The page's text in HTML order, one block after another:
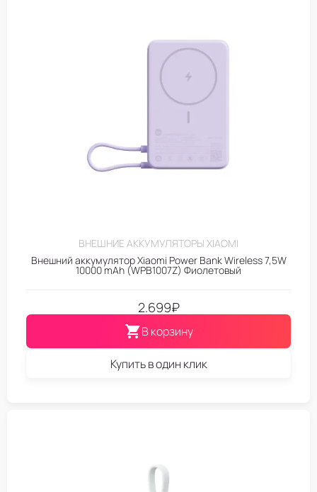
ВНЕШНИЕ АККУМУЛЯТОРЫ XIAOMI
Внешний аккумулятор Xiaomi Power Bank Wireless 7,5W
10000 mAh (WPB1007Z) Фиолетовый
2.699₽
В корзину
Купить в один клик